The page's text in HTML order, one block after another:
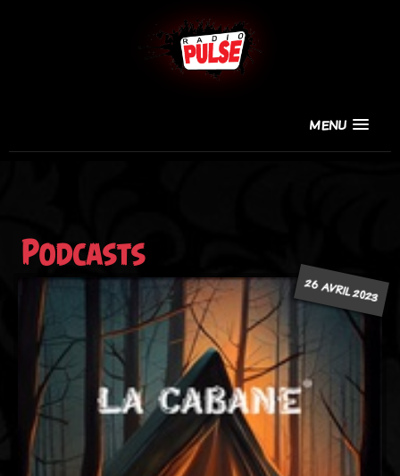
MENU
Podcasts
26 AVRIL 2023